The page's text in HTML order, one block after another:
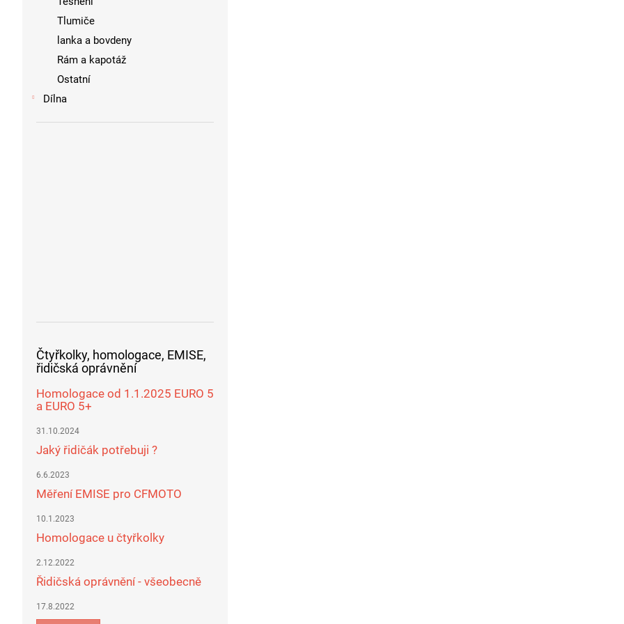
Tlumiče
lanka a bovdeny
Rám a kapotáž
Ostatní
Dílna
Čtyřkolky, homologace, EMISE,
řidičská oprávnění
Homologace od 1.1.2025 EURO 5
a EURO 5+
31.10.2024
Jaký řidičák potřebuji ?
6.6.2023
Měření EMISE pro CFMOTO
10.1.2023
Homologace u čtyřkolky
2.12.2022
Řidičská oprávnění - všeobecně
17.8.2022